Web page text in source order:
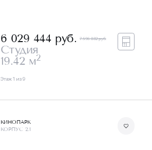
6 029 444 руб. 7 596 882 руб.
Студия
19.42 м2
Этаж 1 из 9
КИНОПАРК
КОРПУС 2.1